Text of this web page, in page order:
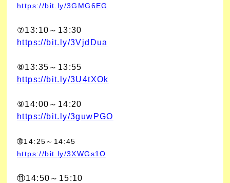
https://bit.ly/3GMG6EG
⑦13:10～13:30
https://bit.ly/3VjdDua
⑧13:35～13:55
https://bit.ly/3U4tXOk
⑨14:00～14:20
https://bit.ly/3guwPGO
➉14:25～14:45
https://bit.ly/3XWGs1O
⑪14:50～15:10